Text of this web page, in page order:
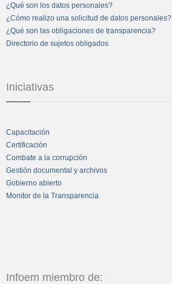
¿Qué son los datos personales?
¿Cómo realizo una solicitud de datos personales?
¿Qué son las obligaciones de transparencia?
Directorio de sujetos obligados
Iniciativas
Capacitación
Certificación
Combate a la corrupción
Gestión documental y archivos
Gobierno abierto
Monitor de la Transparencia
Infoem miembro de: